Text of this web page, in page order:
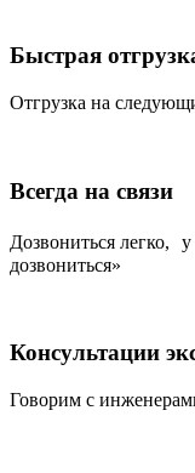
Быстрая
Отгрузка на
Всегда на связи
Дозвониться легко,
дозвониться»
Консультации
Говорим с